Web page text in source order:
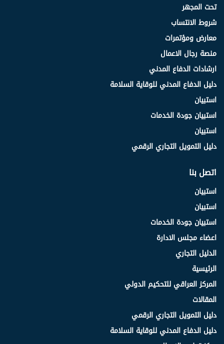
تحت المجهر
شروط الانتساب
معارض ومؤتمرات
منصة رجال الاعمال
ارشادات الدفاع المدني
دليل الدفاع المدني للوقاية السلامة
استبيان
استبيان جودة الخدمات
استبيان
دليل التمويل التجاري الرقمي
اتصل بنا
استبيان
استبيان
استبيان جودة الخدمات
اعضاء مجلس الادارة
الدليل التجاري
الرئيسية
المركز العراقي للتحكيم الدولي
المقالات
دليل التمويل التجاري الرقمي
دليل الدفاع المدني للوقاية السلامة